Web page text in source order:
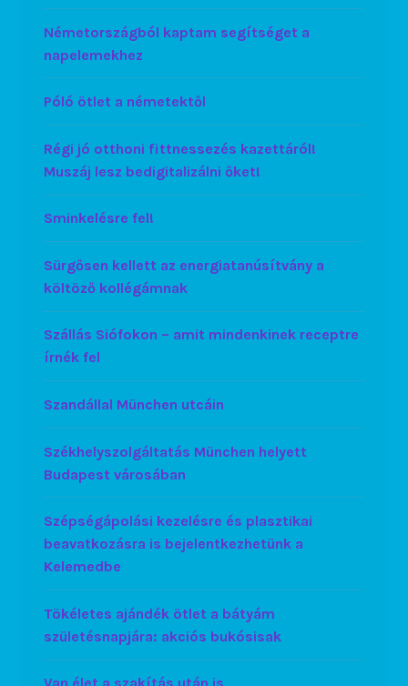
Németországból kaptam segítséget a
napelemekhez
Póló ötlet a németektől
Régi jó otthoni fittnessezés kazettáról!
Muszáj lesz bedigitalizálni őket!
Sminkelésre fel!
Sürgősen kellett az energiatanúsítvány a
költöző kollégámnak
Szállás Siófokon – amit mindenkinek receptre
írnék fel
Szandállal München utcáin
Székhelyszolgáltatás München helyett
Budapest városában
Szépségápolási kezelésre és plasztikai
beavatkozásra is bejelentkezhetünk a
Kelemedbe
Tökéletes ajándék ötlet a bátyám
születésnapjára: akciós bukósisak